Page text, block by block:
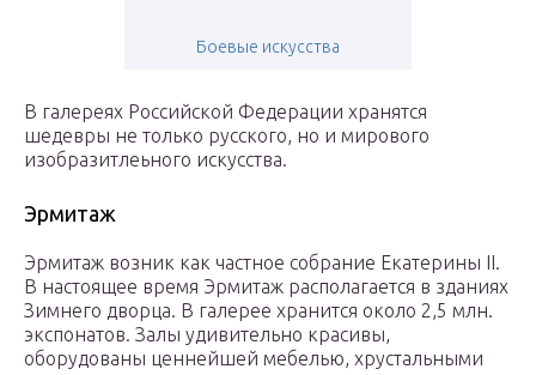
Боевые искусства
В галереях Российской Федерации хранятся
шедевры не только русского, но и мирового
изобразитлеьного искусства.
Эрмитаж
Эрмитаж возник как частное собрание Екатерины II.
В настоящее время Эрмитаж располагается в зданиях
Зимнего дворца. В галерее хранится около 2,5 млн.
экспонатов. Залы удивительно красивы,
оборудованы ценнейшей мебелью, хрустальными